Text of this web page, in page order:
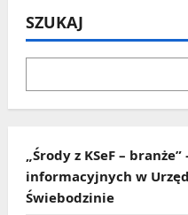
SZUKAJ
„Środy z KSeF –
informacyjnych w
Świebodzinie